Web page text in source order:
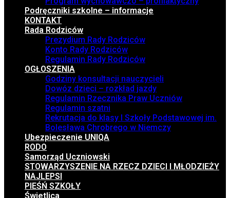
Podręczniki szkolne – informacje
KONTAKT
Rada Rodziców
Prezydium Rady Rodziców
Konto Rady Rodziców
Regulamin Rady Rodziców
OGŁOSZENIA
Godziny konsultacji nauczycieli
Dowóz dzieci – rozkład jazdy
Regulamin Rzecznika Praw Uczniów
Regulamin szatni
Rekrutacja do klasy I Szkoły Podstawowej im.
Bolesława Chrobrego w Niemczy
Ubezpieczenie UNIQA
RODO
Samorząd Uczniowski
STOWARZYSZENIE NA RZECZ DZIECI I MŁODZIEŻY
NAJLEPSI
PIEŚŃ SZKOŁY
Świetlica